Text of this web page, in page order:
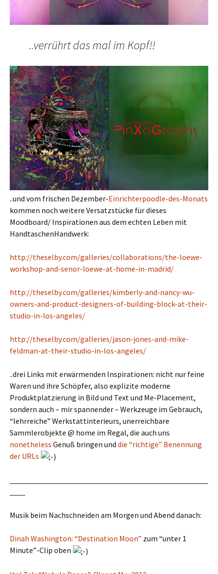
..verrührt das mal im Kopf!!
..und vom frischen Dezember-Einrichterpoodle-des-Monats
kommen noch weitere Versatzstücke für dieses
Moodboard/ Inspirationen aus dem echten Leben mit
HandtaschenHandwerk:
http://theselby.com/galleries/collaborations/the-loewe-
workshop-and-senor-loewe-at-home-in-madrid/
http://theselby.com/galleries/kimberly-and-nancy-wu-
owners-and-product-designers-of-building-block-at-their-
studio-in-los-angeles/
http://theselby.com/galleries/jason-jones-and-mike-
feldman-at-their-studio-in-los-angeles/
..drei Links mit erwärmenden Inspirationen: nicht nur feine
Waren und ihre Schöpfer, also explizite moderne
Produktplatzierung in Bild und Text und Me-Placement,
sondern auch – mir spannender – Werkzeuge im Gebrauch,
“lehrreiche” Werkstattinterieurs, unerreichbare
Sammlerobjekte @ home im Regal, die auch uns
nonetheless Genuß bringen und die “richtige” Benennung
der URLs
Musik beim Nachschneiden am Morgen und Abend danach:
Dinah Washington: “Destination Moon” zum “unter 1
Minute”-Clip oben